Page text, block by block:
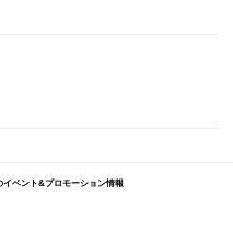
イベント&プロモーション情報